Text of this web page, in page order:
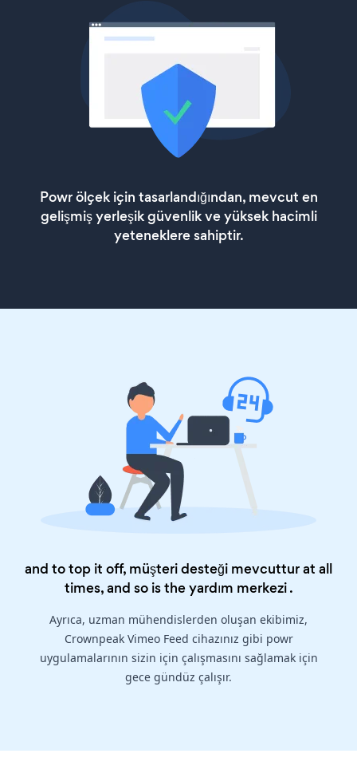
Powr ölçek için tasarlandığından, mevcut en
gelişmiş yerleşik güvenlik ve yüksek hacimli
yeteneklere sahiptir.
and to top it off, müşteri desteği mevcuttur at all
times, and so is theyardım merkezi.
Ayrıca, uzman mühendislerden oluşan ekibimiz,
Crownpeak Vimeo Feed cihazınız gibi powr
uygulamalarının sizin için çalışmasını sağlamak için
gece gündüz çalışır.